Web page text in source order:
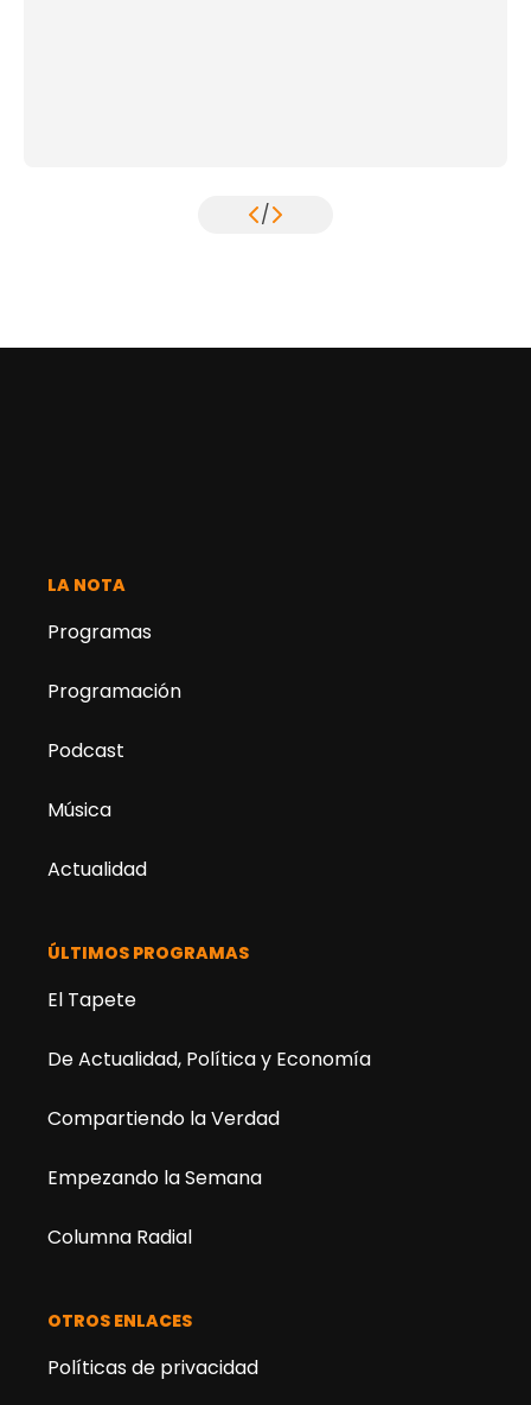
/
LA NOTA
Programas
Programación
Podcast
Música
Actualidad
ÚLTIMOS PROGRAMAS
El Tapete
De Actualidad, Política y Economía
Compartiendo la Verdad
Empezando la Semana
Columna Radial
OTROS ENLACES
Políticas de privacidad